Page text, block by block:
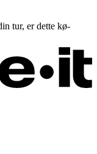
tur, er dette kø-